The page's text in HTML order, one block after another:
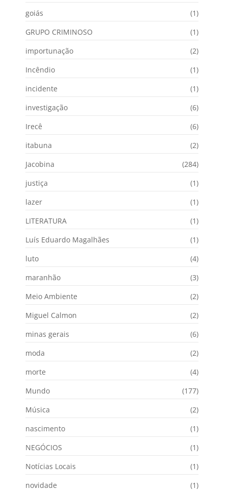
goiás
(1)
GRUPO CRIMINOSO
(1)
importunação
(2)
Incêndio
(1)
incidente
(1)
investigação
(6)
Irecê
(6)
itabuna
(2)
Jacobina
(284)
justiça
(1)
lazer
(1)
LITERATURA
(1)
Luís Eduardo Magalhães
(1)
luto
(4)
maranhão
(3)
Meio Ambiente
(2)
Miguel Calmon
(2)
minas gerais
(6)
moda
(2)
morte
(4)
Mundo
(177)
Música
(2)
nascimento
(1)
NEGÓCIOS
(1)
Notícias Locais
(1)
novidade
(1)